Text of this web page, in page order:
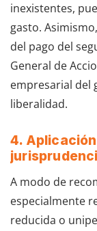
inexistentes,
gasto.
del pago del
General de
empresarial del
liberalidad.
4.
A modo de
especialmente
reducida o